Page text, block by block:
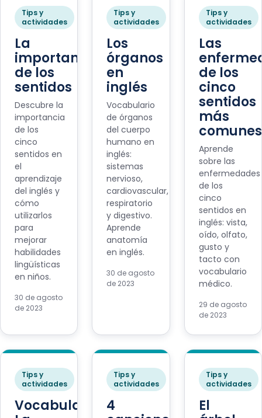
Tips y
actividades
La
importancia
de los
sentidos
Descubre la
importancia
de los
cinco
sentidos en
el
aprendizaje
del inglés y
cómo
utilizarlos
para
mejorar
habilidades
lingüísticas
en niños.
30 de agosto
de 2023
Tips y
actividades
Los
órganos
en
inglés
Vocabulario
de órganos
del cuerpo
humano en
inglés:
sistemas
nervioso,
cardiovascular,
respiratorio
y digestivo.
Aprende
anatomía
en inglés.
30 de agosto
de 2023
Tips y
actividades
Las
de los
cinco
sentidos
más
comunes
Aprende
sobre las
enfermedades
de los
cinco
sentidos en
inglés: vista,
oído, olfato,
gusto y
tacto con
vocabulario
médico.
29 de agosto
de 2023
Tips y
actividades
Vocabulario:
Tips y
actividades
4
Tips y
actividades
El